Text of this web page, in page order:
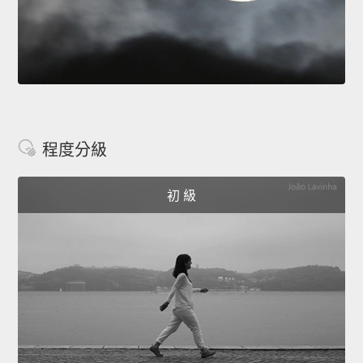
程度分級
初 級